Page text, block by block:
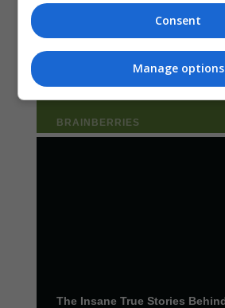
Consent
Manage options